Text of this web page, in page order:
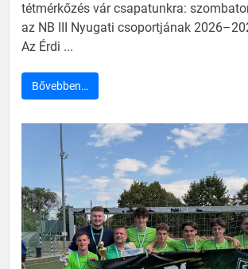
tétmérkőzés vár csapatunkra:
az NB III Nyugati csoportjának
Az Érdi ...
Bővebben…